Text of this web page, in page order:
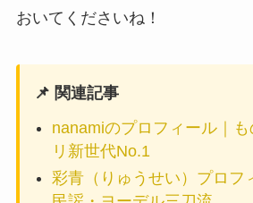
おいてくださいね！
📌 関連記事
nanamiのプロフィール｜
リ新世代No.1
彩青（りゅうせい）プロフ